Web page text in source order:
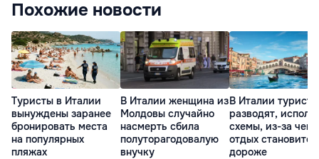
Похожие новости
Туристы в Италии
вынуждены заранее
бронировать места
на популярных
пляжах
В Италии женщина из
Молдовы случайно
насмерть сбила
полуторагодовалую
внучку
В Италии
разводят,
схемы, из-за чего
отдых становится
дороже